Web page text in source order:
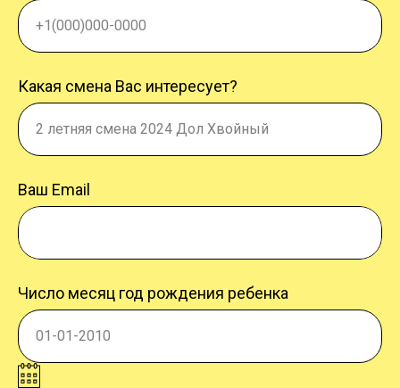
+1(000)000-0000
Какая смена Вас интересует?
2 летняя смена 2024 Дол Хвойный
Ваш Email
Число месяц год рождения ребенка
01-01-2010